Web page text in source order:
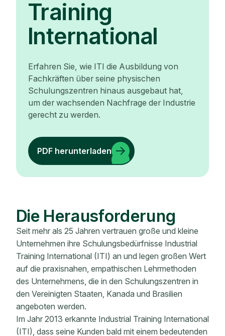
Training
International
Erfahren Sie, wie ITI die Ausbildung von
Fachkräften über seine physischen
Schulungszentren hinaus ausgebaut hat,
um der wachsenden Nachfrage der Industrie
gerecht zu werden.
PDF herunterladen
Die Herausforderung
Seit mehr als 25 Jahren vertrauen große und kleine
Unternehmen ihre Schulungsbedürfnisse Industrial
Training International (ITI) an und legen großen Wert
auf die praxisnahen, empathischen Lehrmethoden
des Unternehmens, die in den Schulungszentren in
den Vereinigten Staaten, Kanada und Brasilien
angeboten werden.
Im Jahr 2013 erkannte Industrial Training International
(ITI), dass seine Kunden bald mit einem bedeutenden